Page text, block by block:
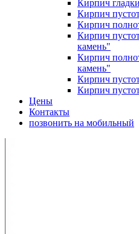
Кирпич
Кирпич
Кирпич
Кирпич
камень"
Кирпич
камень"
Кирпич
Кирпич
Цены
Контакты
позвонить на мобильный